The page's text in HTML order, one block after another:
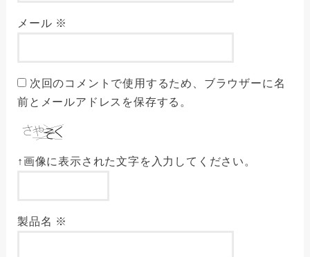
メール ※
次回のコメントで使用するため、ブラウザーに名
前とメールアドレスを保存する。
↑画像に表示された文字を入力してください。
製品名 ※